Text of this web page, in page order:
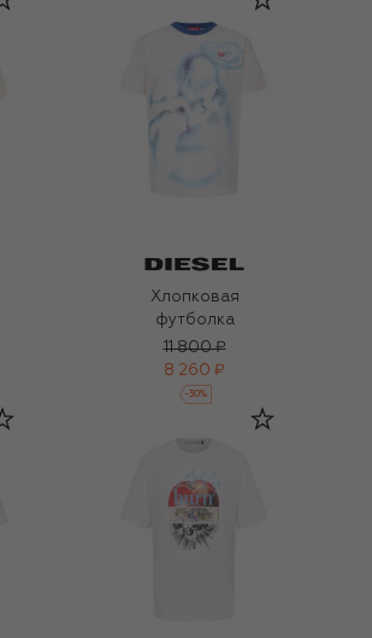
Хлопковая
футболка
11 800 ₽
8 260 ₽
-30%